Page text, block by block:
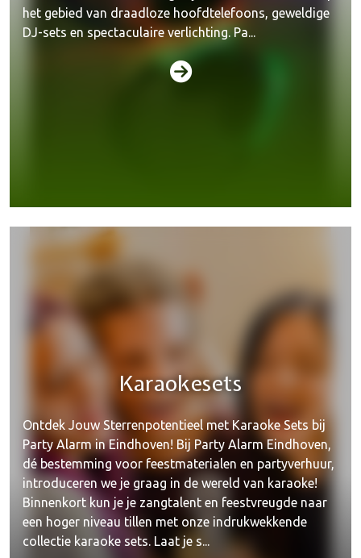
het gebied van draadloze hoofdtelefoons, geweldige
DJ-sets en spectaculaire verlichting. Pa...
Karaokesets
Ontdek Jouw Sterrenpotentieel met Karaoke Sets bij
Party Alarm in Eindhoven! Bij Party Alarm Eindhoven,
dé bestemming voor feestmaterialen en partyverhuur,
introduceren we je graag in de wereld van karaoke!
Binnenkort kun je je zangtalent en feestvreugde naar
een hoger niveau tillen met onze indrukwekkende
collectie karaoke sets. Laat je s...